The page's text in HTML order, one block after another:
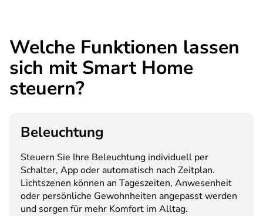
Welche Funktionen lassen
sich mit Smart Home
steuern?
Beleuchtung
Steuern Sie Ihre Beleuchtung individuell per
Schalter, App oder automatisch nach Zeitplan.
Lichtszenen können an Tageszeiten, Anwesenheit
oder persönliche Gewohnheiten angepasst werden
und sorgen für mehr Komfort im Alltag.